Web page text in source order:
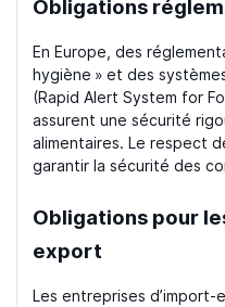
Obligations
En Europe, des
hygiène » et des
(Rapid Alert System for
assurent une sécurité
alimentaires. Le respect
garantir la sécurité des
Obligations pour
export
Les entreprises